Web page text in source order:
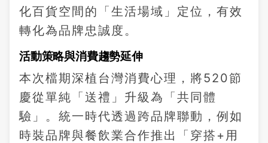
化百貨空間的「生活場域」定位，有效
轉化為品牌忠誠度。
活動策略與消費趨勢延伸
本次檔期深植台灣消費心理，將520節
慶從單純「送禮」升級為「共同體
驗」。統一時代透過跨品牌聯動，例如
時裝品牌與餐飲業合作推出「穿搭+用